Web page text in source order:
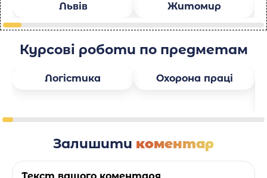
Львів Житомир
Курсові роботи по предметам
Логістика Охорона праці
Залишити коментар